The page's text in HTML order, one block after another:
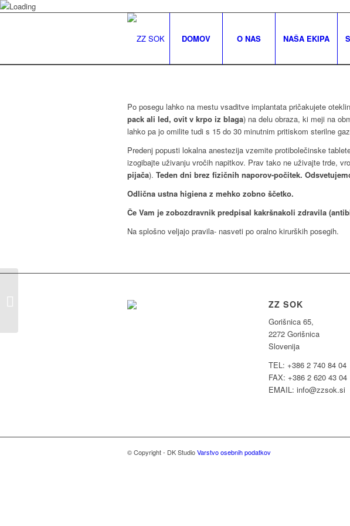
DOMOV O NAS NAŠA EKIPA
Po posegu lahko na mestu vsaditve implantata pričakujete
pack ali led, ovit v krpo iz blaga) na delu obraza, ki meji na
lahko pa jo omilite tudi s 15 do 30 minutnim pritiskom sterilne
Predenj popusti lokalna anestezija vzemite protibolečinske
izogibajte uživanju vročih napitkov. Prav tako ne uživajte trde,
pijača). Teden dni brez fizičnih naporov-počitek.
Odlična ustna higiena z mehko zobno ščetko.
Če Vam je zobozdravnik predpisal kakršnakoli zdravila
Na splošno veljajo pravila- nasveti po oralno kirurških posegih.
ZZ SOK
Gorišnica 65,
2272 Gorišnica
Slovenija
TEL: +386 2 740 84 04
FAX: +386 2 620 43 04
EMAIL: info@zzsok.si
© Copyright - DK StudioVarstvo osebnih podatkov